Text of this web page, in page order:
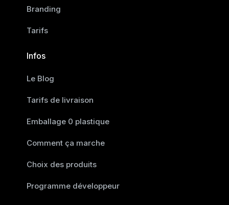
Branding
Tarifs
Infos
Le Blog
Tarifs de livraison
Emballage 0 plastique
Comment ça marche
Choix des produits
Programme développeur